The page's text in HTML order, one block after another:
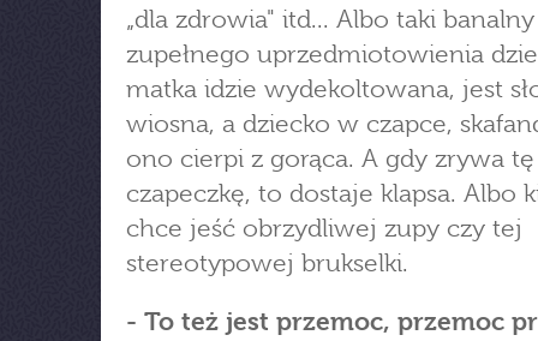
„dla zdrowia" itd... Albo taki banalny
zupełnego uprzedmiotowienia
matka idzie wydekoltowana, jest
wiosna, a dziecko w czapce,
ono cierpi z gorąca. A gdy zrywa tę
czapeczkę, to dostaje klapsa. Albo
chce jeść obrzydliwej zupy czy tej
stereotypowej brukselki.
- To też jest przemoc, przemoc